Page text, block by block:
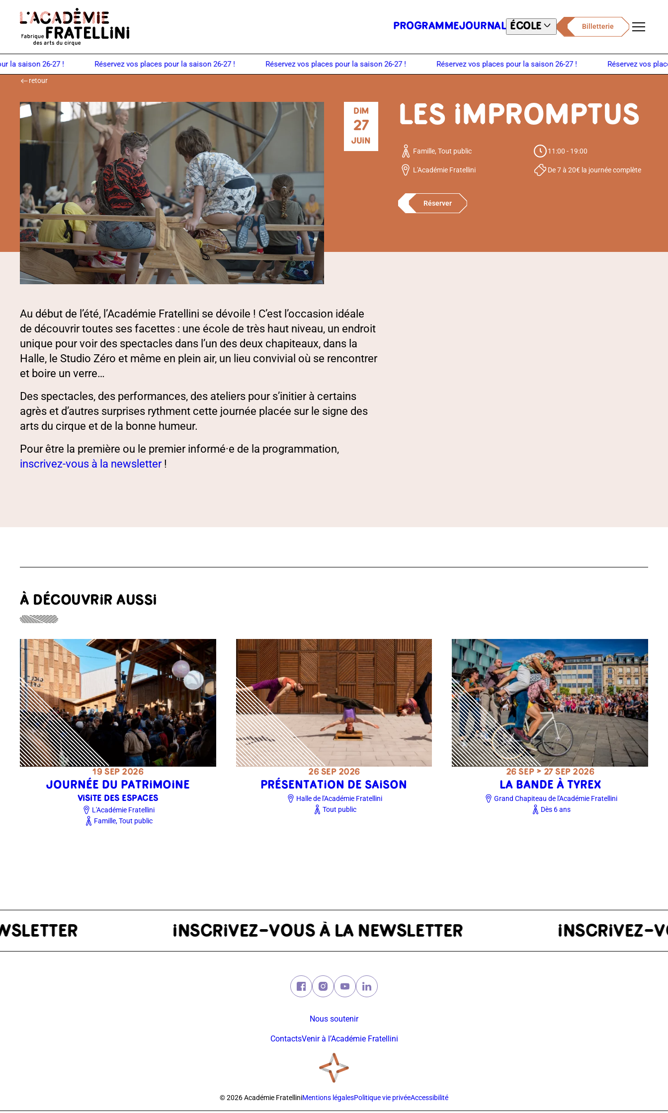
PROGRAMMEJOURNAL ÉCOLE Billetterie Menu
saison 26-27 !
retour
©
DIM
27
JUIN
LES IMPROMPTUS
Famille, Tout public 11:00 - 19:00
L'Académie Fratellini De 7 à 20€ la journée complète
Réserver
PRÉSENTATION
Au début de l’été, l’Académie Fratellini se dévoile ! C’est l’occasion idéale
de découvrir toutes ses facettes : une école de très haut niveau, un endroit
unique pour voir des spectacles dans l’un des deux chapiteaux, dans la
Halle, le Studio Zéro et même en plein air, un lieu convivial où se rencontrer
et boire un verre…
Des spectacles, des performances, des ateliers pour s’initier à certains
agrès et d’autres surprises rythment cette journée placée sur le signe des
arts du cirque et de la bonne humeur.
Pour être la première ou le premier informé·e de la programmation,
inscrivez-vous à la newsletter!
À DÉCOUVRIR AUSSI
19 SEP 2026
JOURNÉE DU PATRIMOINE
VISITE DES ESPACES
L'Académie Fratellini
Famille, Tout public
26 SEP 2026
PRÉSENTATION DE SAISON
Halle de l'Académie Fratellini
Tout public
26 SEP > 27 SEP 2026
LA BANDE À TYREX
Grand Chapiteau de l'Académie Fratellini
Dès 6 ans
Facebook (nouvelle fenêtre)
Instagram (nouvelle fenêtre)
Youtube (nouvelle fenêtre)
Linkedin (nouvelle fenêtre)
Nous soutenir
ContactsVenir à l’Académie Fratellini
© 2026 Académie FratelliniMentions légalesPolitique vie privéeAccessibilité
Panneau de gestion des cookies